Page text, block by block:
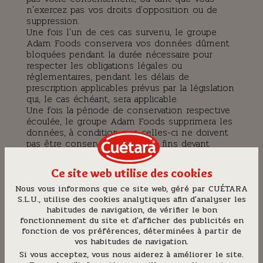
n'exercez pas vos droits d'opposition ou de
suppression.
Une fois l'un de ces cas survenu, le groupe
Adam Foods conservera vos données dûment
bloquées pendant la durée nécessaire pour
respecter les obligations légales ou
réglementaires, pendant les délais de
prescription applicables prévus par la législation
qui, le cas échéant, sera applicable.
Une fois la période de conservation respective
écoulée, le groupe Adam Foods supprimera les
données, à condition que celles-ci ne doivent
pas être conservées à d'autres fins devant
5. TRANSFERTS INTERNATIONAUX
Le groupe Adam Foods ne prévoit pas
d'effectuer de transferts internationaux de
données à caractère personnel. Cependant,
dans le cas où, à l'avenir, la réalisation d'un
transfert international était requise, des
garanties appropriées seraient adoptées afin de
Ce site web utilise des cookies
Nous vous informons que ce site web, géré par CUÉTARA
S.L.U., utilise des cookies analytiques afin d'analyser les
habitudes de navigation, de vérifier le bon
fonctionnement du site et d'afficher des publicités en
fonction de vos préférences, déterminées à partir de
vos habitudes de navigation.
Si vous acceptez, vous nous aiderez à améliorer le site.